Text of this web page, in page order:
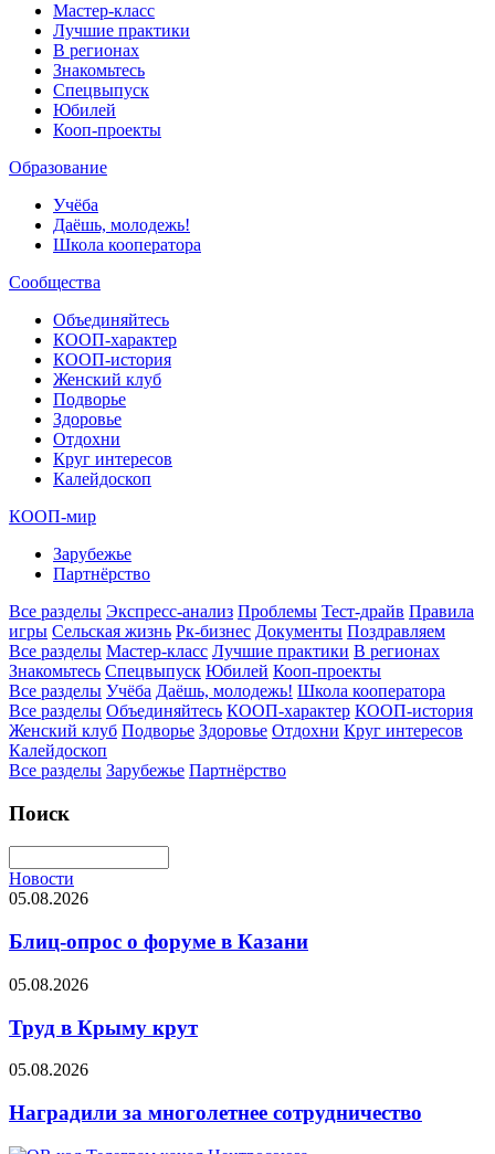
Мастер-класс
Лучшие практики
В регионах
Знакомьтесь
Спецвыпуск
Юбилей
Кооп-проекты
Образование
Учёба
Даёшь, молодежь!
Школа кооператора
Сообщества
Объединяйтесь
КООП-характер
КООП-история
Женский клуб
Подворье
Здоровье
Отдохни
Круг интересов
Калейдоскоп
КООП-мир
Зарубежье
Партнёрство
Все разделы Экспресс-анализ Проблемы Тест-драйв Правила
игры Сельская жизнь Рк-бизнес Документы Поздравляем
Все разделы Мастер-класс Лучшие практики В регионах
Знакомьтесь Спецвыпуск Юбилей Кооп-проекты
Все разделы Учёба Даёшь, молодежь! Школа кооператора
Все разделы Объединяйтесь КООП-характер КООП-история
Женский клуб Подворье Здоровье Отдохни Круг интересов
Калейдоскоп
Все разделы Зарубежье Партнёрство
Поиск
Новости
05.08.2026
Блиц-опрос о форуме в Казани
05.08.2026
Труд в Крыму крут
05.08.2026
Наградили за многолетнее сотрудничество